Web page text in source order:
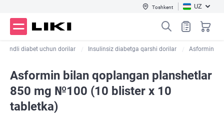
Toshkent UZ
Qandli diabet uchun dorilar Insulinsiz diabetga qarshi dorilar Asformin
Asformin bilan qoplangan planshetlar
850 mg №100 (10 blister х 10
tabletka)